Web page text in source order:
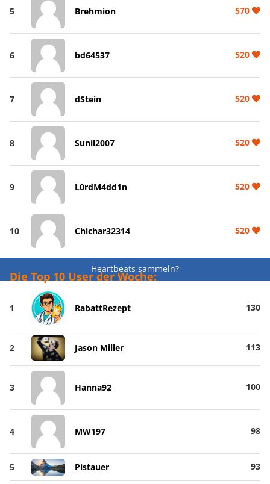
5 Brehmion 570
6 bd64537 520
7 dStein 520
8 Sunil2007 520
9 L0rdM4dd1n 520
10 Chichar32314 520
Heartbeats sammeln?
Die Top 10 User der Woche:
1 RabattRezept 130
2 Jason Miller 113
3 Hanna92 100
4 MW197 98
5 Pistauer 93